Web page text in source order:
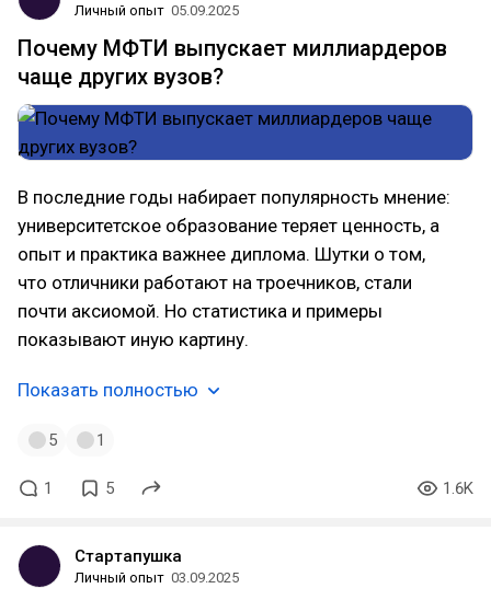
Личный опыт 05.09.2025
Почему МФТИ выпускает миллиардеров
чаще других вузов?
В последние годы набирает популярность мнение:
университетское образование теряет ценность, а
опыт и практика важнее диплома. Шутки о том,
что отличники работают на троечников, стали
почти аксиомой. Но статистика и примеры
показывают иную картину.
Показать полностью
5 1
1 5 1.6K
Стартапушка
Личный опыт 03.09.2025